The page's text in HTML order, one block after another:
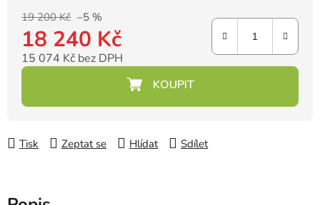
19 200 Kč –5 %
18 240 Kč
15 074 Kč bez DPH
Tisk Zeptat se Hlídat Sdílet